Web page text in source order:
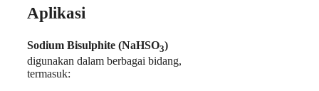
Aplikasi
Sodium Bisulphite (NaHSO3)
digunakan dalam berbagai bidang,
termasuk: